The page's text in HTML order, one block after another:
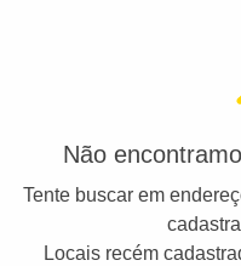
Não
Tente buscar em
Locais recém